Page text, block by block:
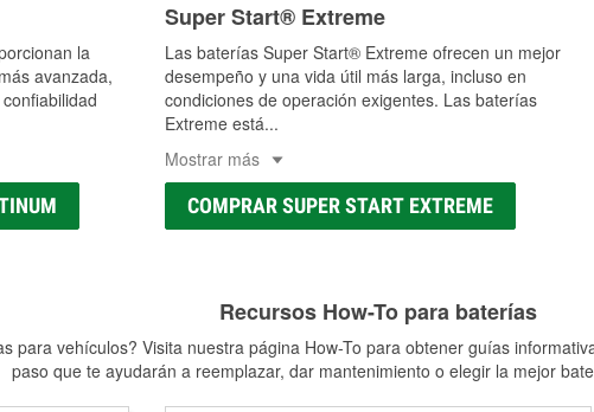
la
avanzada,
Super Start® Extreme
Las baterías Super Start® Extreme ofrecen un mejor
desempeño y una vida útil más larga, incluso en
condiciones de operación exigentes. Las baterías
Extreme está...
Mostrar más
COMPRAR SUPER START EXTREME
Recursos How-To para baterías
para vehículos? Visita nuestra página How-To para obtener guías
paso que te ayudarán a reemplazar, dar mantenimiento o elegir la mejor